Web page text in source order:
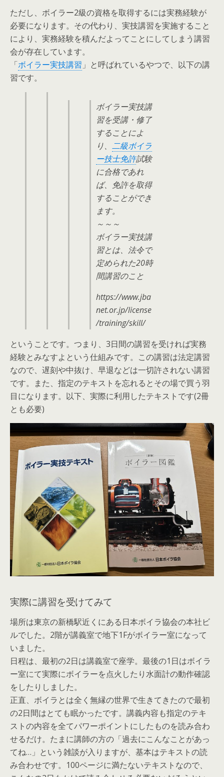
ただし、ボイラー2級の資格を取得するには実務経験が
必要になります。その代わり、実技講習を実施すること
により、実務経験を積んだよってことにしてしまう講習
会が存在しています。
「ボイラー実技講習 」と呼ばれているやつで、以下の講
習です。
ボイラー実技講
習を受講・修了
することによ
り、 二級ボイラ
ー技士免許試験
に合格であれ
ば、免許を取得
することができ
ます。
～～～
ボイラー実技講
習とは、法令で
定められた20時
間講習のこと
https://www.jba
net.or.jp/license
/training/skill/
ということです。つまり、3日間の講習を受ければ実務
経験とみなすよという仕組みです。この講習は法定講習
なので、遅刻や中抜け、早退などは一切許されない講習
です。また、指定のテキストを忘れるとその場で買う羽
目になります。以下、実際に利用したテキストです(2冊
とも必要)
実際に講習を受けてみて
場所は東京の新橋駅近くにある日本ボイラ協会の本社ビ
ルでした。2階が講義室で地下1Fがボイラー室になって
いました。
日程は、最初の2日は講義室で座学。最後の1日はボイラ
ー室にて実際にボイラーを点火したり水面計の動作確認
をしたりしました。
正直、ボイラとは全く無縁の世界で生きてきたので最初
の2日間はとても眠かったです。講義内容も指定のテキ
ストの内容を全てパワーポイントにしたものを読み合わ
せるだけ。たまに講師の方の「過去にこんなことがあっ
てね…」という雑談が入りますが、基本はテキストの読
み合わせです。100ページに満たないテキストなので、